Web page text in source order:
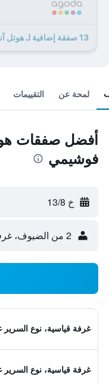
13 صفقة إضافية لـ هوتل آند رومز ناجويا فوشيمي
لمحة عن التقييمات
أفضل صفقات
فوشيمي
خ 13/8
2 من الضيوف، غرفة واحدة
غرفة قياسية، نوع
غرفة قياسية، نوع